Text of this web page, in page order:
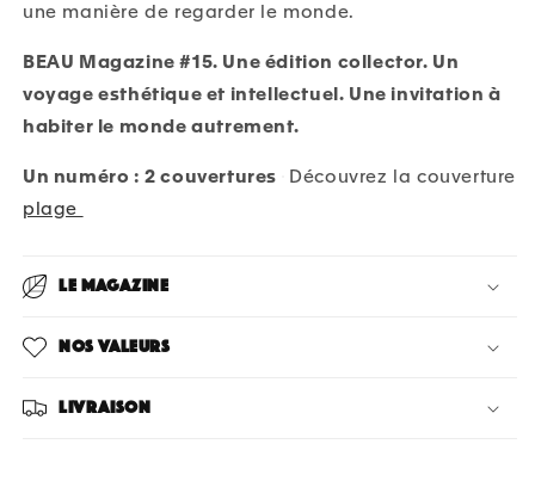
une manière de regarder le monde.
BEAU Magazine #15. Une édition collector. Un
voyage esthétique et intellectuel. Une invitation à
habiter le monde autrement.
Un numéro : 2 couvertures
Découvrez la couverture
plage
Le magazine
Nos valeurs
Livraison